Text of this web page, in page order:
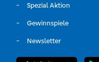
Spezial Aktion
Gewinnspiele
Newsletter